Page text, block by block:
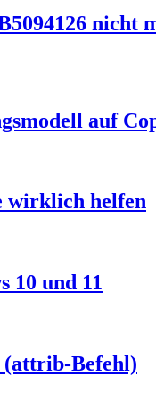
nicht
auf
wirklich helfen
10 und 11
(attrib-Befehl)